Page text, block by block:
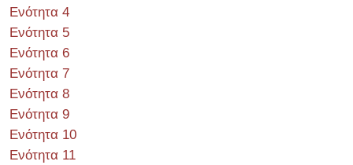
Ενότητα 4
Ενότητα 5
Ενότητα 6
Ενότητα 7
Ενότητα 8
Ενότητα 9
Ενότητα 10
Ενότητα 11